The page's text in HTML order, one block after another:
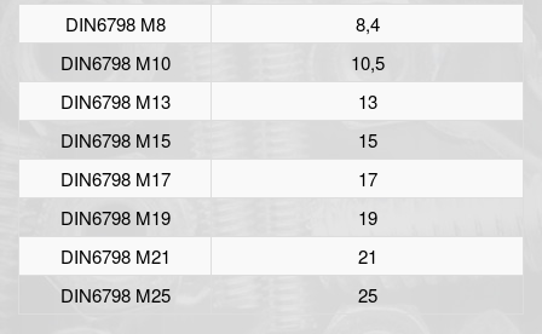
DIN6798 M8
8,4
DIN6798 M10
10,5
DIN6798 M13
13
DIN6798 M15
15
DIN6798 M17
17
DIN6798 M19
19
DIN6798 M21
21
DIN6798 M25
25